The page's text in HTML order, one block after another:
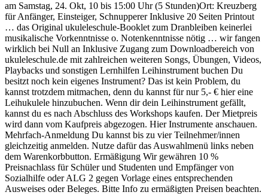
am Samstag, 24. Okt, 10 bis 15:00 Uhr (5 Stunden)Ort: Kreuzberg
für Anfänger, Einsteiger, Schnupperer Inklusive 20 Seiten Printout
… das Original ukuleleschule-Booklet zum Dranbleiben keinerlei
musikalische Vorkenntnisse o. Notenkenntnisse nötig … wir fangen
wirklich bei Null an Inklusive Zugang zum Downloadbereich von
ukuleleschule.de mit zahlreichen weiteren Songs, Übungen, Videos,
Playbacks und sonstigen Lernhilfen Leihinstrument buchen Du
besitzt noch kein eigenes Instrument? Das ist kein Problem, du
kannst trotzdem mitmachen, denn du kannst für nur 5,- € hier eine
Leihukulele hinzubuchen. Wenn dir dein Leihinstrument gefällt,
kannst du es nach Abschluss des Workshops kaufen. Der Mietpreis
wird dann vom Kaufpreis abgezogen. Hier Instrumente anschauen.
Mehrfach-Anmeldung Du kannst bis zu vier Teilnehmer/innen
gleichzeitig anmelden. Nutze dafür das Auswahlmenü links neben
dem Warenkorbbutton. Ermäßigung Wir gewähren 10 %
Preisnachlass für Schüler und Studenten und Empfänger von
Sozialhilfe oder ALG 2 gegen Vorlage eines entsprechenden
Ausweises oder Beleges. Bitte Info zu ermäßigten Preisen beachten.